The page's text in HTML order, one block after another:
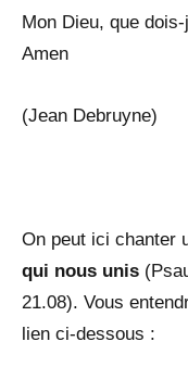
Mon Dieu, que
Amen
(Jean Debruyne)
On peut ici chanter
qui nous unis
21.08). Vous
lien ci-dessous :